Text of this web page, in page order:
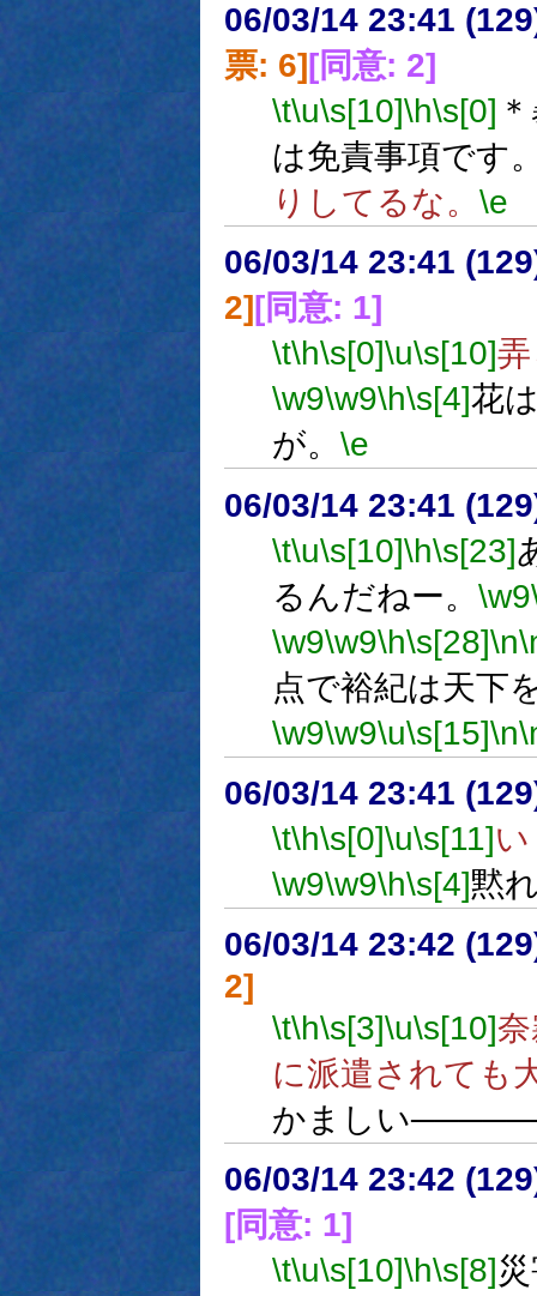
06/03/14 23:41
票: 6][同意: 2]
\t\u\s[10]\h\s[0]
は免責事項です
りしてるな。 \e
06/03/14 23:41
2] [同意: 1]
\t\h\s[0]\u\s[10]
\w9\w9\h\s[4]花
が。 \e
06/03/14 23:41
\t\u\s[10]\h\s[23]
るんだねー。 \w9
\w9\w9\h\s[28]\n
点で裕紀は天下
\w9\w9\u\s[15]\n
06/03/14 23:41
\t\h\s[0]\u\s[11]
\w9\w9\h\s[4]黙
06/03/14 23:42
2]
\t\h\s[3]\u\s[10]
に派遣されても
かましい
06/03/14 23:42
[同意: 1]
\t\u\s[10]\h\s[8]